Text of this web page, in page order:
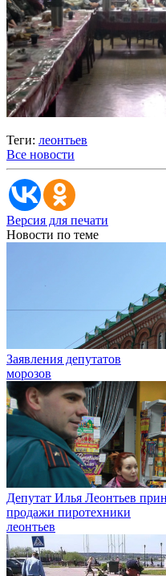
Теги: леонтьев
Все новости
Версия для печати
Новости по теме
Заявления депутатов
морозов
Депутат Илья Леонтьев
продажи пиротехники
леонтьев